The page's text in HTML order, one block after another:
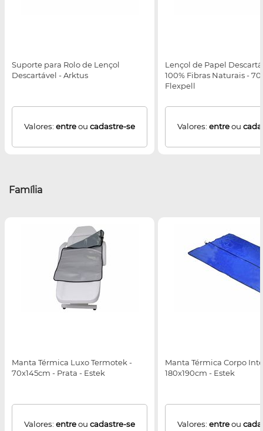
Suporte para Rolo de Lençol
Descartável - Arktus
Valores: entreou cadastre-se
Lençol de Papel
100% Fibras Naturais -
Flexpell
Valores: entreou
Família
Manta Térmica Luxo Termotek -
70x145cm - Prata - Estek
Valores: entreou cadastre-se
Manta Térmica Corpo
180x190cm - Estek
Valores: entreou